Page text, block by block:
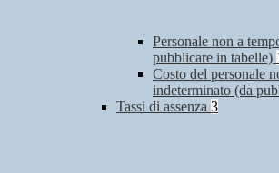
Personale non a
pubblicare in tabelle)
Costo del personale
indeterminato (da
Tassi di assenza 3